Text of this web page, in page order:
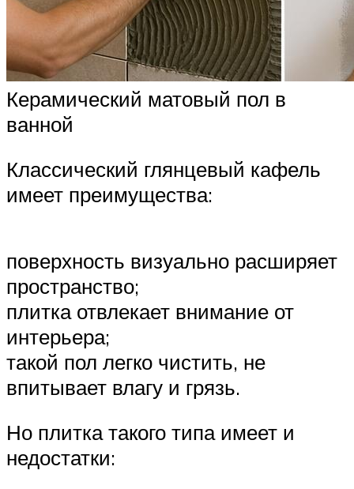
Керамический матовый пол в
ванной
Классический глянцевый кафель
имеет преимущества:
поверхность визуально расширяет
пространство;
плитка отвлекает внимание от
интерьера;
такой пол легко чистить, не
впитывает влагу и грязь.
Но плитка такого типа имеет и
недостатки: